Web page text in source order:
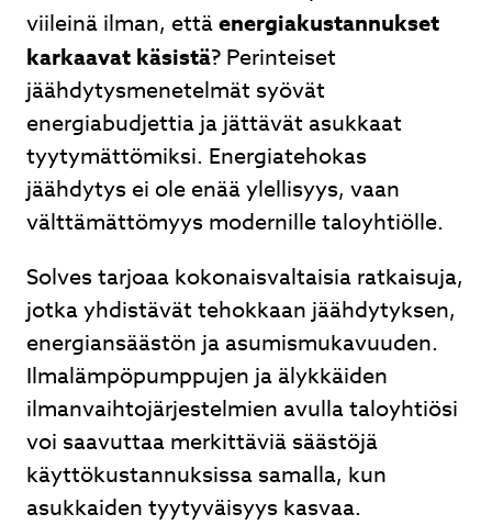
viileinä ilman, ettäenergiakustannukset
karkaavat käsistä? Perinteiset
jäähdytysmenetelmät syövät
energiabudjettia ja jättävät asukkaat
tyytymättömiksi. Energiatehokas
jäähdytys ei ole enää ylellisyys, vaan
välttämättömyys modernille taloyhtiölle.
Solves tarjoaa kokonaisvaltaisia ratkaisuja,
jotka yhdistävät tehokkaan jäähdytyksen,
energiansäästön ja asumismukavuuden.
Ilmalämpöpumppujen ja älykkäiden
ilmanvaihtojärjestelmien avulla taloyhtiösi
voi saavuttaa merkittäviä säästöjä
käyttökustannuksissa samalla, kun
asukkaiden tyytyväisyys kasvaa.
Lähetä
asennus.
asentaja. Vanhaan
asennus. Ei voi kuin
Olemme todella tyytyväisiä Solvesin
Sari ja Jari Väätänen
Sari Turunen
neuvot
of